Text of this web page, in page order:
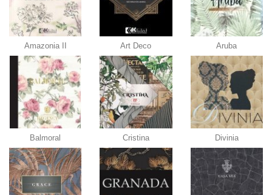
Amazonia II Art Deco Aruba
Balmoral Cristina Divinia